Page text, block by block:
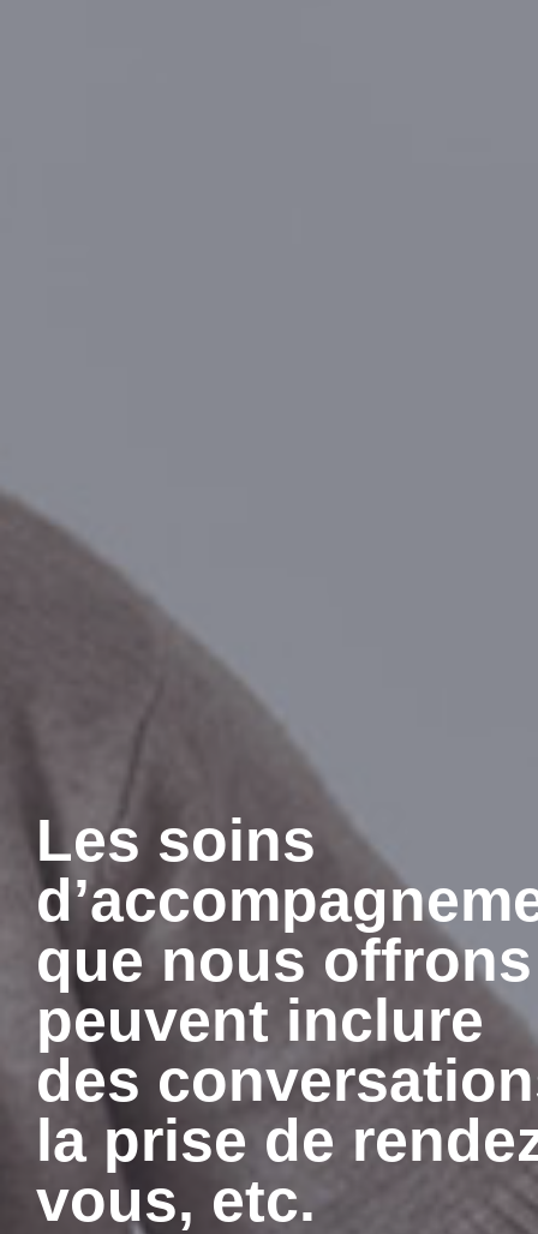
Les soins
que nous offrons
peuvent inclure
des
la prise de
vous, etc.